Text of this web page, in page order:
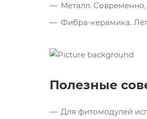
Металл.
Фибра-керамика.
Полезные
Для фитомодулей